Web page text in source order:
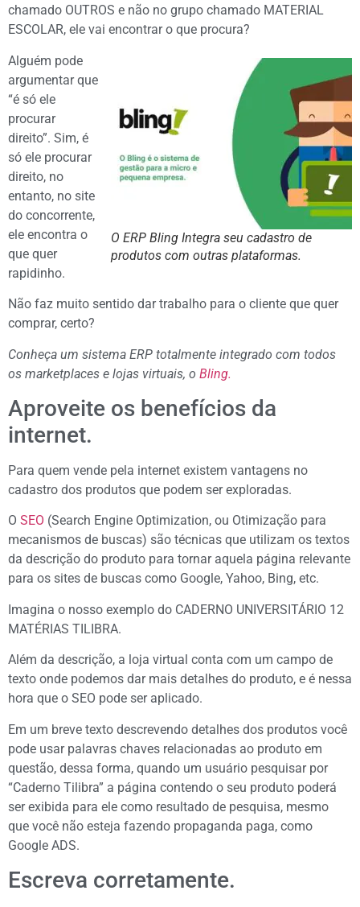
chamado OUTROS e não no grupo chamado MATERIAL
ESCOLAR, ele vai encontrar o que procura?
O ERP Bling Integra seu cadastro de
produtos com outras plataformas.
Alguém pode
argumentar que
“é só ele
procurar
direito”. Sim, é
só ele procurar
direito, no
entanto, no site
do concorrente,
ele encontra o
que quer
rapidinho.
Não faz muito sentido dar trabalho para o cliente que quer
comprar, certo?
Conheça um sistema ERP totalmente integrado com todos
os marketplaces e lojas virtuais, o Bling.
Aproveite os benefícios da
internet.
Para quem vende pela internet existem vantagens no
cadastro dos produtos que podem ser exploradas.
O SEO (Search Engine Optimization, ou Otimização para
mecanismos de buscas) são técnicas que utilizam os textos
da descrição do produto para tornar aquela página relevante
para os sites de buscas como Google, Yahoo, Bing, etc.
Imagina o nosso exemplo do CADERNO UNIVERSITÁRIO 12
MATÉRIAS TILIBRA.
Além da descrição, a loja virtual conta com um campo de
texto onde podemos dar mais detalhes do produto, e é nessa
hora que o SEO pode ser aplicado.
Em um breve texto descrevendo detalhes dos produtos você
pode usar palavras chaves relacionadas ao produto em
questão, dessa forma, quando um usuário pesquisar por
“Caderno Tilibra” a página contendo o seu produto poderá
ser exibida para ele como resultado de pesquisa, mesmo
que você não esteja fazendo propaganda paga, como
Google ADS.
Escreva corretamente.